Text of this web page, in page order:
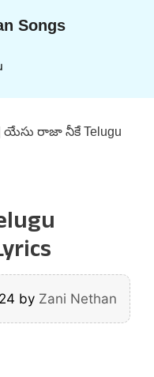
Songs
యేసు రాజా నీకే Telugu
by Zani Nethan